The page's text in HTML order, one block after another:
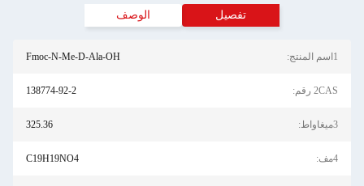
تفصيل الوصف
Fmoc-N-Me-D-Ala-OH
2CAS رقم: 138774-92-2
325.36
C19H19NO4